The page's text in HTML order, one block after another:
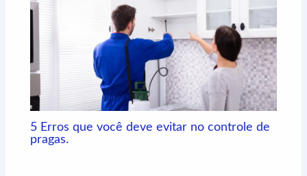
5 Erros que você deve evitar no controle de
pragas.